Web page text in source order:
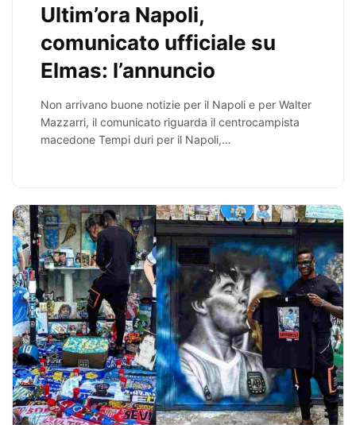
Ultim’ora Napoli,
comunicato ufficiale su
Elmas: l’annuncio
Non arrivano buone notizie per il Napoli e per Walter
Mazzarri, il comunicato riguarda il centrocampista
macedone Tempi duri per il Napoli,…